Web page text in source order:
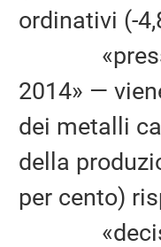
ordinativi (-
2014» —
dei metalli
della
per cento)